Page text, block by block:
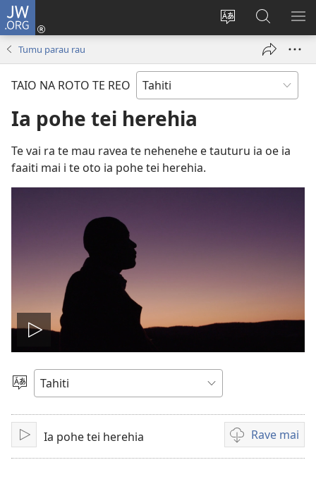
JW.ORG
Taui
reo
Nati
(opens
Maimiraa
nia
JW.ORG
Tumu parau rau
TAIO NA ROTO TE REO
Ia pohe tei herehia
Te vai ra te mau ravea te nehenehe e tauturu ia oe ia
faaiti mai i te oto ia pohe tei herehia.
Pata
te
video
Maiti
reo
Faahaere
Ia pohe tei herehia Rave mai
No
te